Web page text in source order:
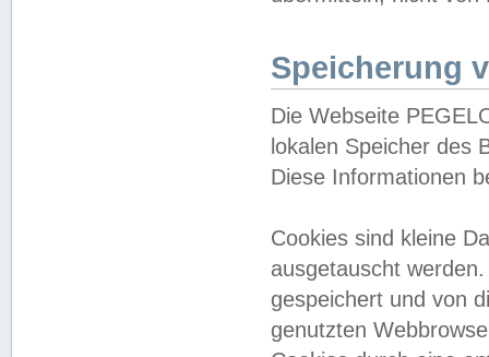
Speicherung
Die Webseite
lokalen Speicher des
Diese Informationen
Cookies sind kleine
ausgetauscht
gespeichert und von
genutzten